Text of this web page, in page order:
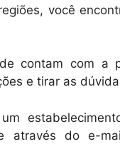
você
contam com a
e tirar as
através do e-